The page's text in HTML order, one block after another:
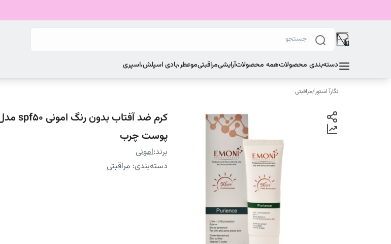
دسته‌بندی محصولاتهمه محصولاتآرایشیمراقبتیموعطر،بادی اسپلش،اسپری
نگارآ استور/مراقبتی
پوست چرب
برند:امونی
دسته‌بندی: مراقبتی